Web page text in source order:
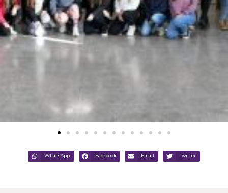
WhatsApp Facebook Email Twitter